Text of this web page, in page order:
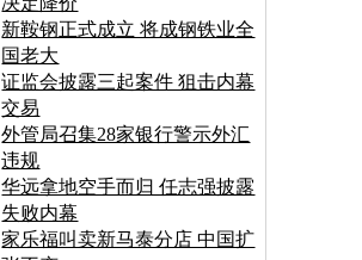
新鞍钢正式成立 将成钢铁业全
国老大
证监会披露三起案件 狙击内幕
交易
外管局召集28家银行警示外汇
违规
华远拿地空手而归 任志强披露
失败内幕
家乐福叫卖新马泰分店 中国扩